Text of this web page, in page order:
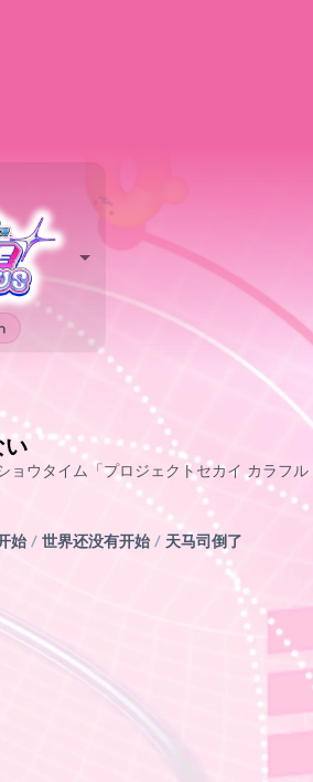
い
ョウタイム「プロジェクトセカイ カラフル
始 / 世界还没有开始 / 天马司倒了